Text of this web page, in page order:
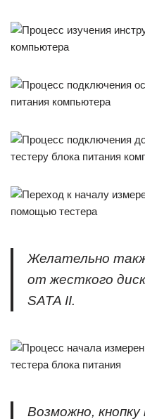
Желательно
от жесткого
SATA II.
Возможно,